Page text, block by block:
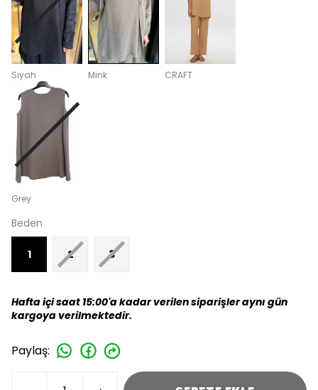
Siyah Mink CRAFT
Grey
Beden
1 2 3
Hafta içi saat 15:00'a kadar verilen siparişler aynı gün
kargoya verilmektedir.
Paylaş: